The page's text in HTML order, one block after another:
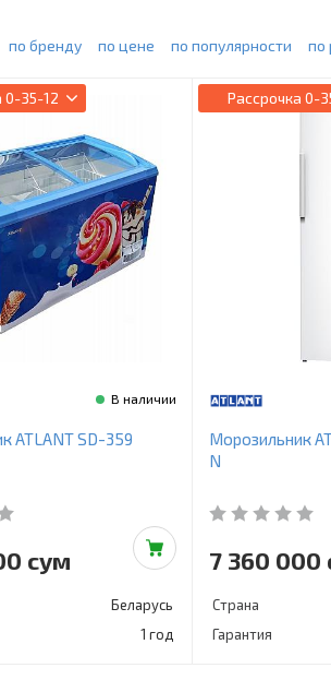
по бренду по цене по популярности по
0-35-12
В наличии
ATLANT SD-359
сум
Беларусь
1 год
Рассрочка 0-
Морозильник
N
7 360 000
Страна
Гарантия